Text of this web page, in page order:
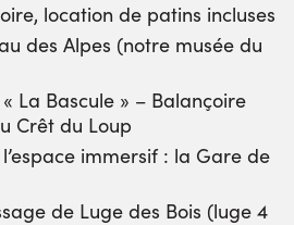
location de patins incluses
des Alpes (notre musée du
La Bascule » – Balançoire
Crêt du Loup
immersif : la Gare de
de Luge des Bois (luge 4